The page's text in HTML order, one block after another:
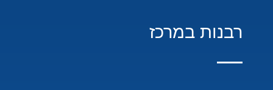
רבנות במרכז